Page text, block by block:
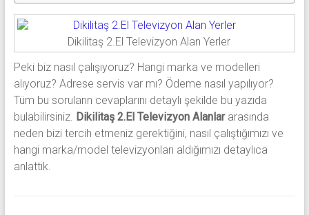
Dikilitaş 2.El Televizyon Alan Yerler
Peki biz nasıl çalışıyoruz? Hangi marka ve modelleri
alıyoruz? Adrese servis var mı? Ödeme nasıl yapılıyor?
Tüm bu soruların cevaplarını detaylı şekilde bu yazıda
bulabilirsiniz. Dikilitaş 2.El Televizyon Alanlararasında
neden bizi tercih etmeniz gerektiğini, nasıl çalıştığımızı ve
hangi marka/model televizyonları aldığımızı detaylıca
anlattık.